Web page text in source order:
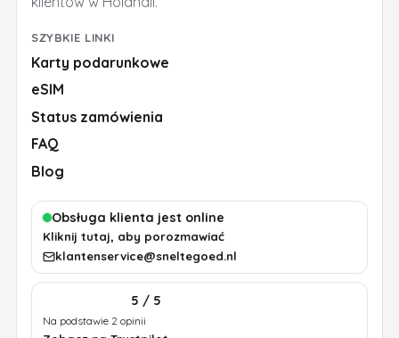
SZYBKIE LINKI
Karty podarunkowe
eSIM
Status zamówienia
FAQ
Blog
Obsługa klienta jest online
Kliknij tutaj, aby porozmawiać
klantenservice@sneltegoed.nl
5 / 5
Na podstawie 2 opinii